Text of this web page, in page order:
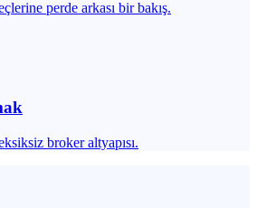
perde arkası bir bakış.
broker altyapısı.